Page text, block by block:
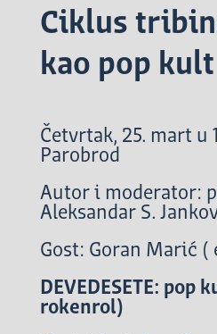
Ciklus
kao pop kult
Četvrtak, 25. mart u
Parobrod
Autor i moderator:
Aleksandar S.
Gost: Goran Marić (
DEVEDESETE:
rokenrol)